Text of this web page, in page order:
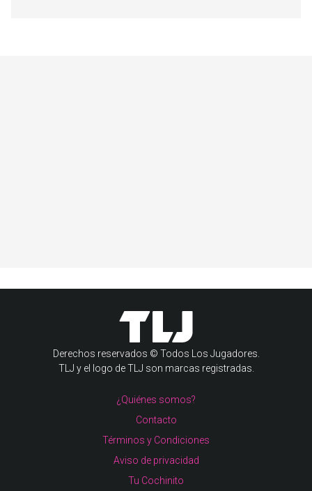
Derechos reservados © Todos Los Jugadores.
TLJ y el logo de TLJ son marcas registradas.
¿Quiénes somos?
Contacto
Términos y Condiciones
Aviso de privacidad
Tu Cochinito